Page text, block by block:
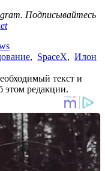
Подписывайтесь
, SpaceX, Илон
текст и
этом редакции.